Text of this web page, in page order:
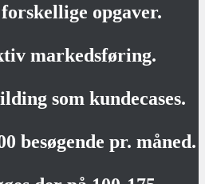
opgaver.
markedsføring.
som kundecases.
besøgende pr. måned.